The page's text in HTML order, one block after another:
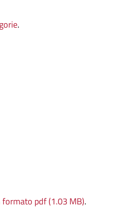
.
pdf (1.03 MB).